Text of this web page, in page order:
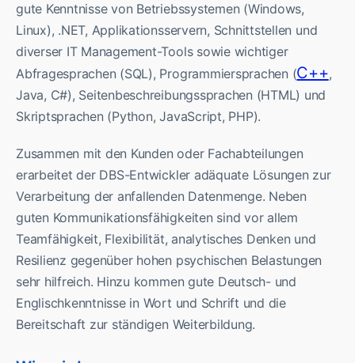
gute Kenntnisse von Betriebssystemen (Windows,
Linux), .NET, Applikationsservern, Schnittstellen und
diverser IT Management-Tools sowie wichtiger
Abfragesprachen (SQL), Programmiersprachen (C++,
Java, C#), Seitenbeschreibungssprachen (HTML) und
Skriptsprachen (Python, JavaScript, PHP).
Zusammen mit den Kunden oder Fachabteilungen
erarbeitet der DBS-Entwickler adäquate Lösungen zur
Verarbeitung der anfallenden Datenmenge. Neben
guten Kommunikationsfähigkeiten sind vor allem
Teamfähigkeit, Flexibilität, analytisches Denken und
Resilienz gegenüber hohen psychischen Belastungen
sehr hilfreich. Hinzu kommen gute Deutsch- und
Englischkenntnisse in Wort und Schrift und die
Bereitschaft zur ständigen Weiterbildung.